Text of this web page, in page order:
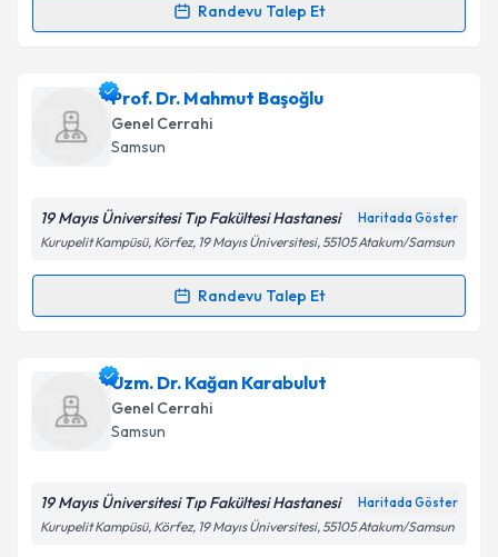
Randevu Talep Et
Randevu Takvimi Talebi
Doç. Dr. Kerim Güzeliçin randevu takvimi talebi
oluşturun. Size bu uzmandan randevu almanız için bir
takvim hazırlandığında e-posta ile bilgilendireceğiz.
Kişisel verilerimin işlenmesine ilişkin
Metni'ni okudum ve kişisel verilerimin belirtilen
Takvim Talebini Gönder
Prof. Dr. Mahmut Başoğlu
Genel Cerrahi
Samsun
19 Mayıs Üniversitesi Tıp Fakültesi Hastanesi Haritada Göster
Kurupelit Kampüsü, Körfez, 19 Mayıs Üniversitesi, 55105 Atakum/Samsun
Randevu Talep Et
Randevu Takvimi Talebi
Prof. Dr. Mahmut Başoğluiçin randevu takvimi talebi
oluşturun. Size bu uzmandan randevu almanız için bir
takvim hazırlandığında e-posta ile bilgilendireceğiz.
Uzm. Dr. Kağan Karabulut
Genel Cerrahi
Samsun
19 Mayıs Üniversitesi Tıp Fakültesi Hastanesi Haritada Göster
Kurupelit Kampüsü, Körfez, 19 Mayıs Üniversitesi, 55105 Atakum/Samsun